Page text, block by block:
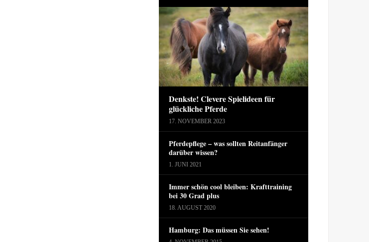
Denkste! Clevere Spielideen für
glückliche Pferde
17. NOVEMBER 2023
Pferdepflege – was sollten Reitanfänger
darüber wissen?
1. JUNI 2021
Immer schön cool bleiben: Krafttraining
bei 30 Grad plus
18. AUGUST 2020
Hamburg: Das müssen Sie sehen!